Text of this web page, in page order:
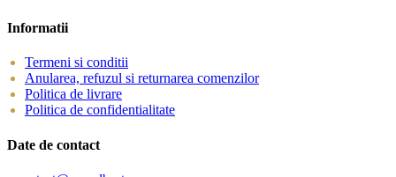
Informatii
Termeni si conditii
Anularea, refuzul si returnarea comenzilor
Politica de livrare
Politica de confidentialitate
Date de contact